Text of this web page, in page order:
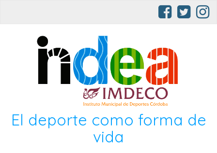
El deporte como forma de
vida